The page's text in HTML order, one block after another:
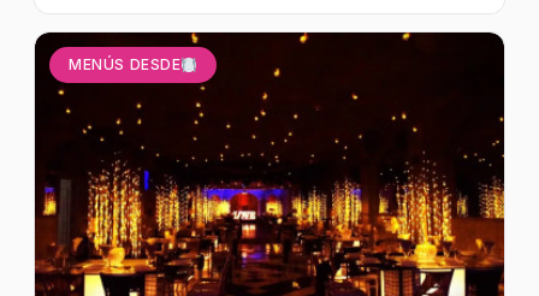
MENÚS DESDE